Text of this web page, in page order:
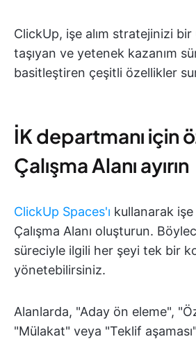
ClickUp, işe alım stratejinizi
taşıyan ve yetenek kazanım
basitleştiren çeşitli özellikler
İK departmanı için
Çalışma Alanı ayırın
ClickUp Spaces'ı kullanarak
Çalışma Alanı oluşturun.
süreciyle ilgili her şeyi tek bir
yönetebilirsiniz.
Alanlarda, "Aday ön eleme",
"Mülakat" veya "Teklif